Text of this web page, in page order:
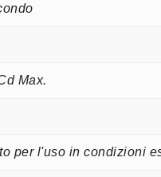
Max.
per l'uso in condizioni